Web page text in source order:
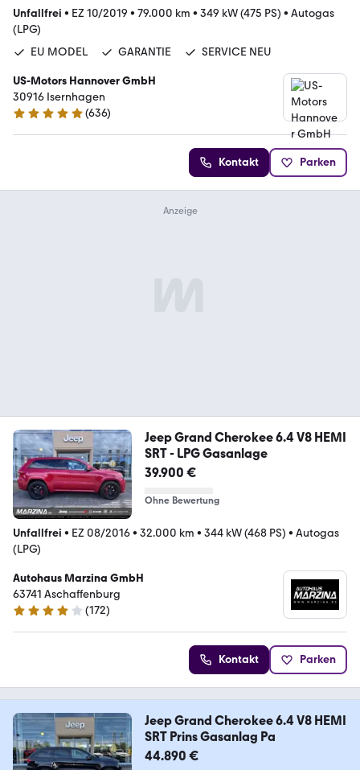
Unfallfrei • EZ 10/2019 • 79.000 km • 349 kW (475 PS) • Autogas
(LPG)
EU MODEL
GARANTIE SERVICE NEU
US-Motors Hannover GmbH
30916 Isernhagen
4.8 Sterne
(636)
Kontakt Parken
Jeep Grand Cherokee 6.4 V8 HEMI
SRT - LPG Gasanlage
39.900 €
Ohne Bewertung
Unfallfrei • EZ 08/2016• 32.000 km • 344 kW (468 PS) • Autogas
(LPG)
Autohaus Marzina GmbH
63741 Aschaffenburg
4 Sterne
(172)
Kontakt Parken
Jeep Grand Cherokee 6.4 V8 HEMI
SRT Prins Gasanlag Pa
44.890 €